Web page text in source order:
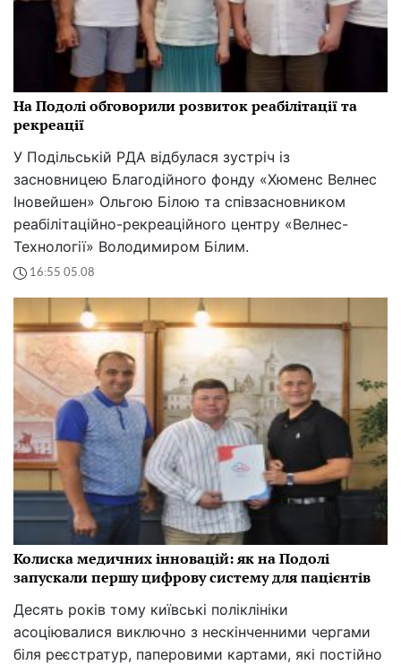
На Подолі обговорили розвиток реабілітації та
рекреації
У Подільській РДА відбулася зустріч із
засновницею Благодійного фонду «Хюменс Велнес
Іновейшен» Ольгою Білою та співзасновником
реабілітаційно-рекреаційного центру «Велнес-
Технології» Володимиром Білим.
16:55 05.08
Колиска медичних інновацій: як на Подолі
запускали першу цифрову систему для пацієнтів
Десять років тому київські поліклініки
асоціювалися виключно з нескінченними чергами
біля реєстратур, паперовими картами, які постійно